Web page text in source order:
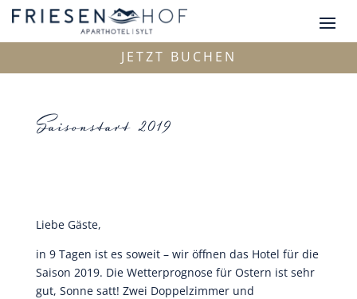
JETZT BUCHEN
Saisonstart 2019
Liebe Gäste,
in 9 Tagen ist es soweit – wir öffnen das Hotel für die
Saison 2019. Die Wetterprognose für Ostern ist sehr
gut, Sonne satt! Zwei Doppelzimmer und